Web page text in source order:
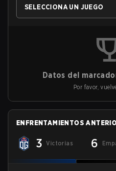
SELECCIONA UN JUEGO
Datos del
Por favor,
ENFRENTAMIENTOS
3 Victorias 6